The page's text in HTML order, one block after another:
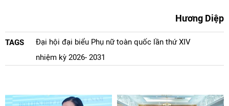
Hương Diệp
TAGS
Đại hội đại biểu Phụ nữ toàn quốc lần thứ XIV
nhiệm kỳ 2026- 2031